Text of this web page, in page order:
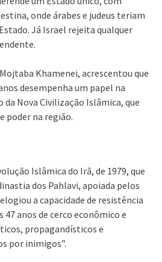
onde árabes e judeus teriam
Já Israel rejeita qualquer
Khamenei, acrescentou que
desempenha um papel na
Nova Civilização Islâmica, que
poder na região.
Islâmica do Irã, de 1979, que
dos Pahlavi, apoiada pelos
a capacidade de resistência
anos de cerco econômico e
propagandísticos e
por inimigos”.